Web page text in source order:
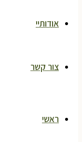
אודותיי
צור קשר
ראשי